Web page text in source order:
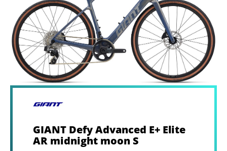
GIANT Defy Advanced E+ Elite
AR midnight moon S